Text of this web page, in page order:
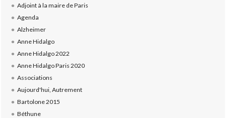
Adjoint à la maire de Paris
Agenda
Alzheimer
Anne Hidalgo
Anne Hidalgo 2022
Anne Hidalgo Paris 2020
Associations
Aujourd'hui, Autrement
Bartolone 2015
Béthune